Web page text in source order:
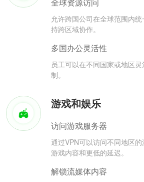
全球资源访问
允许跨国公司在全球范围内
持跨区域协作。
多国办公灵活性
员工可以在不同国家或地区
制。
游戏和娱乐
访问游戏服务器
通过VPN可以访问不同地区
游戏内容和更低的延迟。
解锁流媒体内容